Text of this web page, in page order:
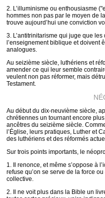
2. L’illuminisme ou enthousiasme
hommes non pas par le moyen de
trouve aujourd’hui une conviction
3. L’antitrinitarisme qui juge que
l’enseignement biblique et doivent
analogues.
Au seizième siècle, luthériens et
amender ce qui leur semble
veulent non pas réformer, mais
Testament.
Au début du dix-neuvième siècle,
chrétiennes un tournant encore
ancêtres du seizième siècle.
l’Église, leurs pratiques, Luther et
des luthériens et des réformés
Sur trois points importants, le
1. Il renonce, et même s’oppose à
refuse qu’on se serve de la force
collective.
2. Il ne voit plus dans la Bible un